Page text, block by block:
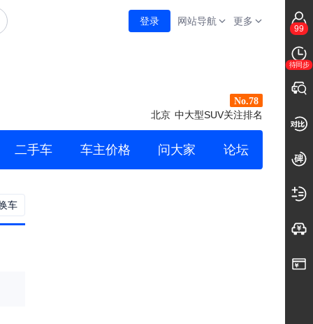
登录 网站导航 更多
No.78
北京 中大型SUV关注排名
二手车 车主价格 问大家 论坛
车
99
待同步